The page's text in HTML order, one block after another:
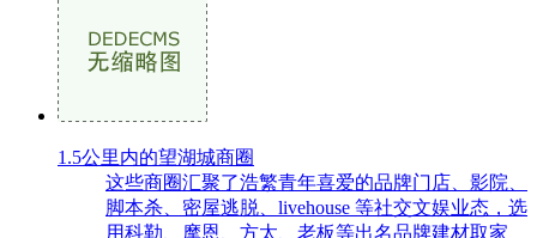
1.5公里内的望湖城商圈
这些商圈汇聚了浩繁青年喜爱的品牌门店、影院、
脚本杀、密屋逃脱、livehouse 等社交文娱业态，选
用科勒、摩恩、方太、老板等出名品牌建材取家